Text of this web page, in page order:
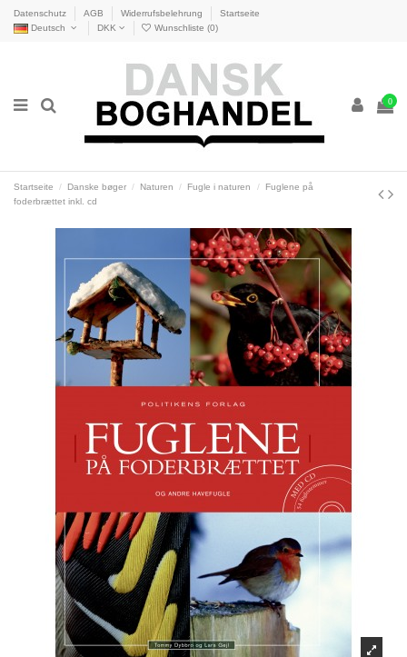
Datenschutz AGB Widerrufsbelehrung
Startseite
Deutsch
DKK Wunschliste (0)
0
Startseite Danske bøger Naturen Fugle i naturen
Fuglene på
foderbrættet inkl. cd